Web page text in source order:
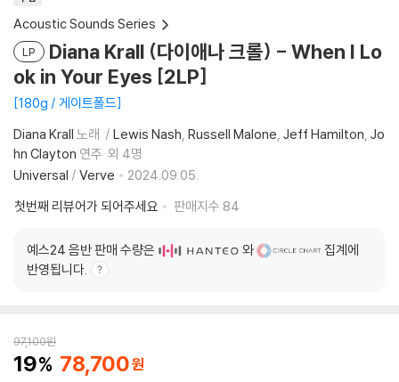
Acoustic Sounds Series
LP
Diana Krall (다이애나 크롤) - When I Lo
ok in Your Eyes [2LP]
180g / 게이트폴드
Diana Krall 노래 Lewis Nash Russell Malone Jeff Hamilton Jo
hn Clayton 연주 외 4명
Universal / Verve
2024.09.05.
첫번째 리뷰어가 되어주세요
판매지수 84
예스24 음반 판매 수량은 와
집계에
반영됩니다.
97,100원
19 78,700